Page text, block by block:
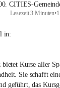
CITIES-
Lesezeit 3 Minuten•
in:
Kurse aller
Sie schafft
geführt, das